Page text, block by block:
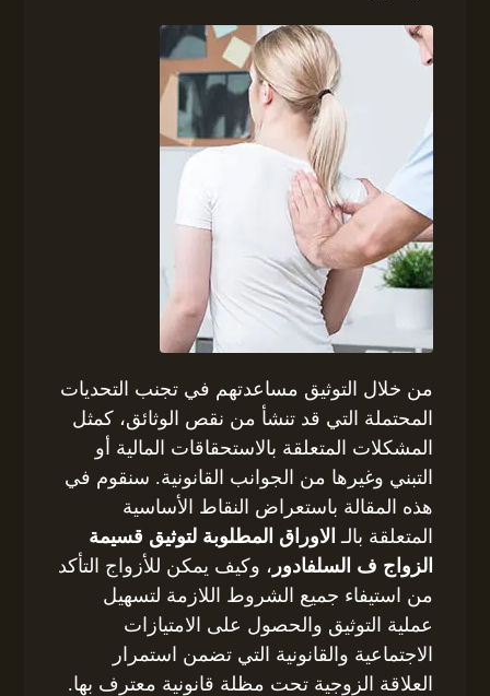
من خلال التوثيق مساعدتهم في تجنب التحديات
المحتملة التي قد تنشأ من نقص الوثائق، كمثل
المشكلات المتعلقة بالاستحقاقات المالية أو
التبني وغيرها من الجوانب القانونية. سنقوم في
هذه المقالة باستعراض النقاط الأساسية
المتعلقة بالـ الاوراق المطلوبة لتوثيق قسيمة
الزواج ف السلفادور ، وكيف يمكن للأزواج التأكد
من استيفاء جميع الشروط اللازمة لتسهيل
عملية التوثيق والحصول على الامتيازات
الاجتماعية والقانونية التي تضمن استمرار
العلاقة الزوجية تحت مظلة قانونية معترف بها.